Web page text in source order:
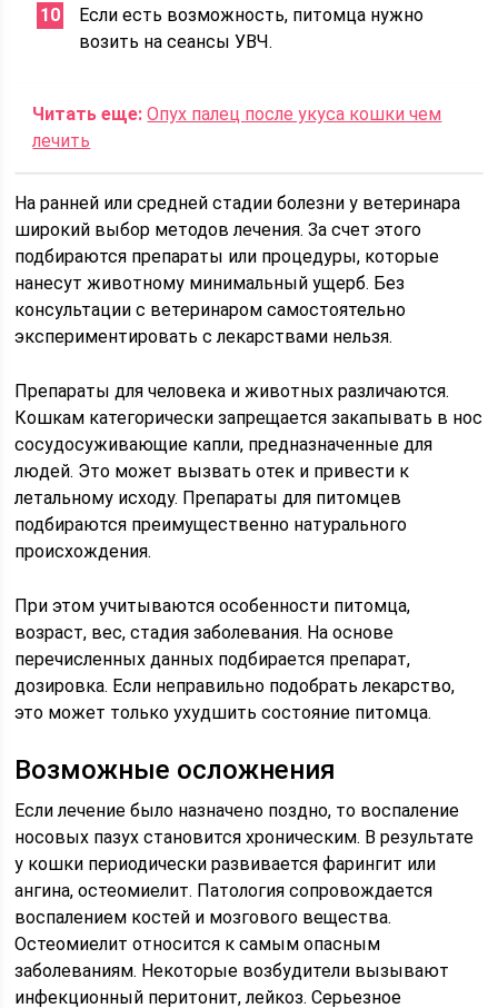
Если есть возможность, питомца нужно
возить на сеансы УВЧ.
Читать еще: Опух палец после укуса кошки чем
лечить
На ранней или средней стадии болезни у ветеринара
широкий выбор методов лечения. За счет этого
подбираются препараты или процедуры, которые
нанесут животному минимальный ущерб. Без
консультации с ветеринаром самостоятельно
экспериментировать с лекарствами нельзя.
Препараты для человека и животных различаются.
Кошкам категорически запрещается закапывать в нос
сосудосуживающие капли, предназначенные для
людей. Это может вызвать отек и привести к
летальному исходу. Препараты для питомцев
подбираются преимущественно натурального
происхождения.
При этом учитываются особенности питомца,
возраст, вес, стадия заболевания. На основе
перечисленных данных подбирается препарат,
дозировка. Если неправильно подобрать лекарство,
это может только ухудшить состояние питомца.
Возможные осложнения
Если лечение было назначено поздно, то воспаление
носовых пазух становится хроническим. В результате
у кошки периодически развивается фарингит или
ангина, остеомиелит. Патология сопровождается
воспалением костей и мозгового вещества.
Остеомиелит относится к самым опасным
заболеваниям. Некоторые возбудители вызывают
инфекционный перитонит, лейкоз. Серьезное